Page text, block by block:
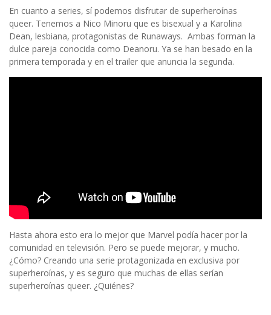
En cuanto a series, sí podemos disfrutar de superheroínas
queer. Tenemos a Nico Minoru que es bisexual y a Karolina
Dean, lesbiana, protagonistas de Runaways. Ambas forman la
dulce pareja conocida como Deanoru. Ya se han besado en la
primera temporada y en el trailer que anuncia la segunda.
Hasta ahora esto era lo mejor que Marvel podía hacer por la
comunidad en televisión. Pero se puede mejorar, y mucho.
¿Cómo? Creando una serie protagonizada en exclusiva por
superheroínas, y es seguro que muchas de ellas serían
superheroínas queer. ¿Quiénes?